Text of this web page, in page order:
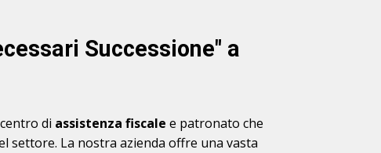
Successione" a
di assistenza fiscale e patronato che
settore. La nostra azienda offre una vasta